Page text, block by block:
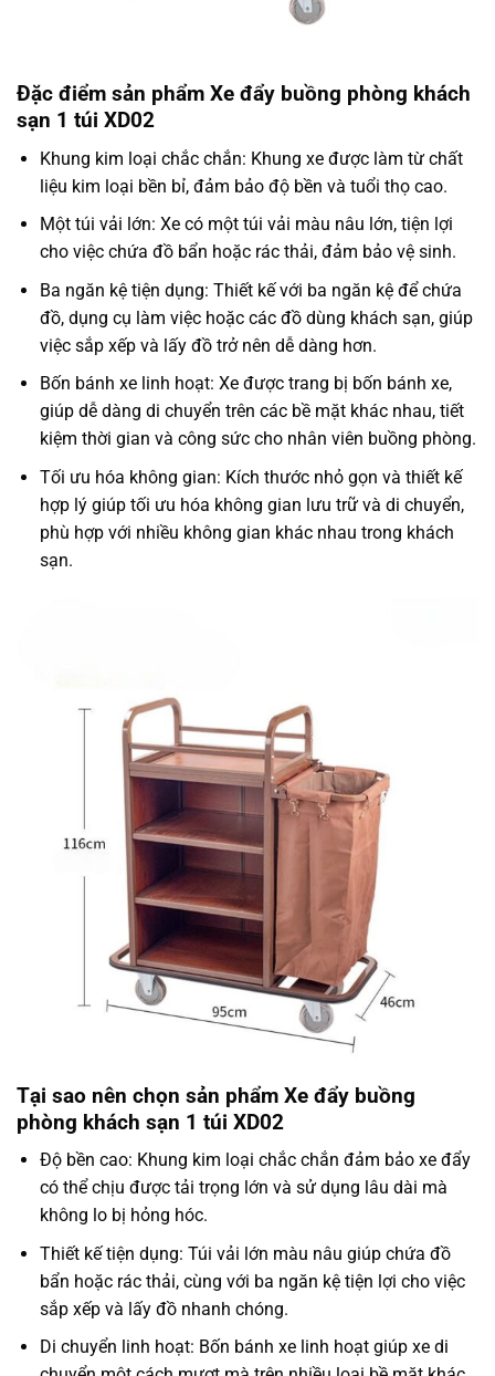
Đặc điểm sản phẩm Xe đẩy buồng phòng khách
sạn 1 túi XD02
Khung kim loại chắc chắn: Khung xe được làm từ chất
liệu kim loại bền bỉ, đảm bảo độ bền và tuổi thọ cao.
Một túi vải lớn: Xe có một túi vải màu nâu lớn, tiện lợi
cho việc chứa đồ bẩn hoặc rác thải, đảm bảo vệ sinh.
Ba ngăn kệ tiện dụng: Thiết kế với ba ngăn kệ để chứa
đồ, dụng cụ làm việc hoặc các đồ dùng khách sạn, giúp
việc sắp xếp và lấy đồ trở nên dễ dàng hơn.
Bốn bánh xe linh hoạt: Xe được trang bị bốn bánh xe,
giúp dễ dàng di chuyển trên các bề mặt khác nhau, tiết
kiệm thời gian và công sức cho nhân viên buồng phòng.
Tối ưu hóa không gian: Kích thước nhỏ gọn và thiết kế
hợp lý giúp tối ưu hóa không gian lưu trữ và di chuyển,
phù hợp với nhiều không gian khác nhau trong khách
sạn.
Tại sao nên chọn sản phẩm Xe đẩy buồng
phòng khách sạn 1 túi XD02
Độ bền cao: Khung kim loại chắc chắn đảm bảo xe đẩy
có thể chịu được tải trọng lớn và sử dụng lâu dài mà
không lo bị hỏng hóc.
Thiết kế tiện dụng: Túi vải lớn màu nâu giúp chứa đồ
bẩn hoặc rác thải, cùng với ba ngăn kệ tiện lợi cho việc
sắp xếp và lấy đồ nhanh chóng.
Di chuyển linh hoạt: Bốn bánh xe linh hoạt giúp xe di